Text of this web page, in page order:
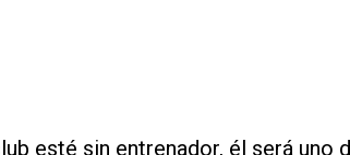
esté sin entrenador, él será uno